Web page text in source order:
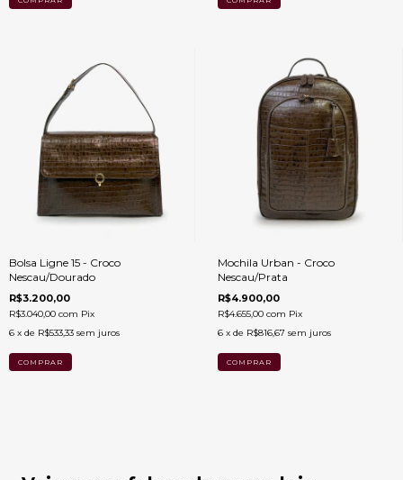
Bolsa Ligne 15 - Croco
Nescau/Dourado
R$3.200,00
R$3.040,00 com Pix
6 x de R$533,33 sem juros
Mochila Urban - Croco
Nescau/Prata
R$4.900,00
R$4.655,00 com Pix
6 x de R$816,67 sem juros